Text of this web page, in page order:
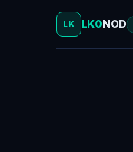
LK LK0NOD